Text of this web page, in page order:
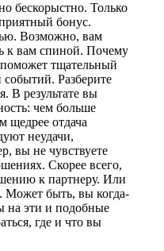
бескорыстно. Только
бонус.
Возможно, вам
к вам спиной. Почему
тщательный
Разберите
В результате вы
чем больше
щедрее отдача
неудачи,
вы не чувствуете
Скорее всего,
к партнеру. Или
Может быть, вы когда-
на эти и подобные
где и что вы